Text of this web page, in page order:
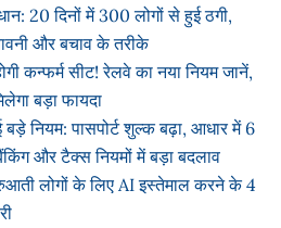
20 दिनों में 300 लोगों से हुई ठगी,
और बचाव के तरीके
कन्फर्म सीट! रेलवे का नया नियम जानें,
बड़ा फायदा
नियम: पासपोर्ट शुल्क बढ़ा, आधार में 6
और टैक्स नियमों में बड़ा बदलाव
लोगों के लिए AI इस्तेमाल करने के 4